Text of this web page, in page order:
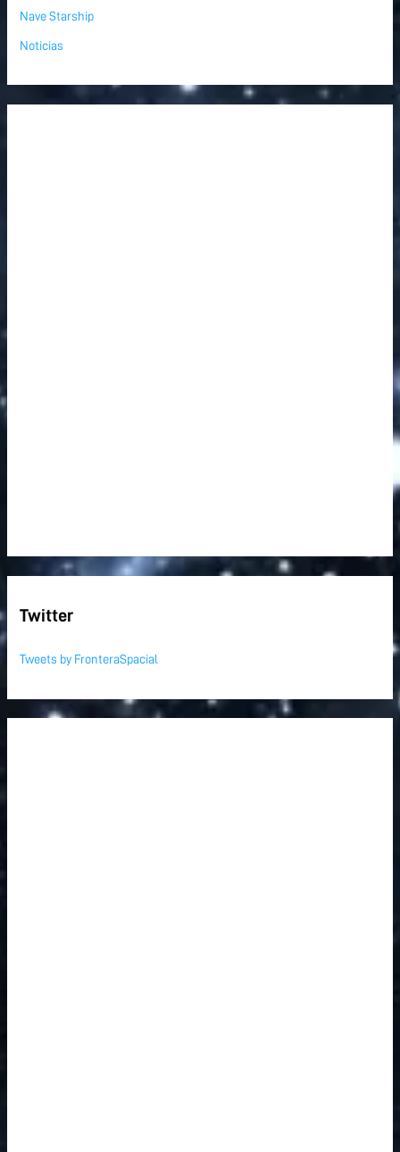
Nave Starship
Noticias
Twitter
Tweets by FronteraSpacial